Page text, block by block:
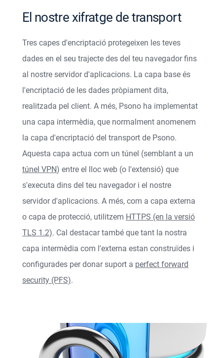
El nostre xifratge de transport
Tres capes d'encriptació protegeixen les teves
dades en el seu trajecte des del teu navegador fins
al nostre servidor d'aplicacions. La capa base és
l'encriptació de les dades pròpiament dita,
realitzada pel client. A més, Psono ha implementat
una capa intermèdia, que normalment anomenem
la capa d'encriptació del transport de Psono.
Aquesta capa actua com un túnel (semblant a un
túnel VPN) entre el lloc web (o l'extensió) que
s'executa dins del teu navegador i el nostre
servidor d'aplicacions. A més, com a capa externa
o capa de protecció, utilitzem HTTPS (en la versió
TLS 1.2). Cal destacar també que tant la nostra
capa intermèdia com l'externa estan construïdes i
configurades per donar suport a perfect forward
security (PFS).